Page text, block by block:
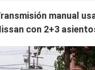
manual
con 2+3